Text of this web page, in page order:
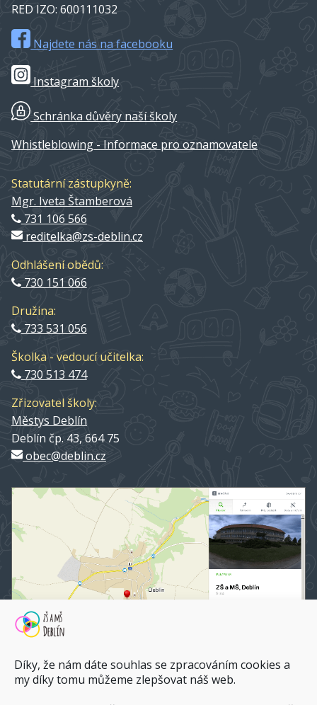
Díky, že nám dáte souhlas se zpracováním cookies a
my díky tomu můžeme zlepšovat náš web.
RED IZO: 600111032
Najdete nás na facebooku
Instagram školy
Schránka důvěry naší školy
Whistleblowing - Informace pro oznamovatele
Statutární zástupkyně:
Mgr. Iveta Štamberová
731 106 566
reditelka@zs-deblin.cz
Odhlášení obědů:
730 151 066
Družina:
733 531 056
Školka - vedoucí učitelka:
730 513 474
Zřizovatel školy:
Městys Deblín
Deblín čp. 43, 664 75
obec@deblin.cz